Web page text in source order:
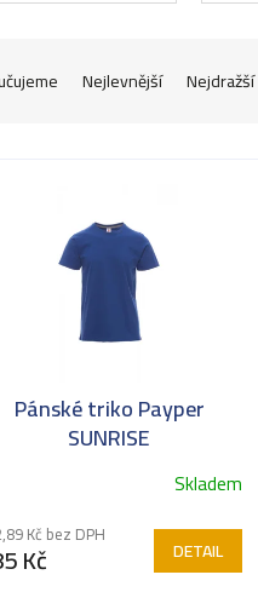
Nejlevnější Nejdražší
Pánské triko Payper
SUNRISE
Skladem
Kč bez DPH
Kč DETAIL